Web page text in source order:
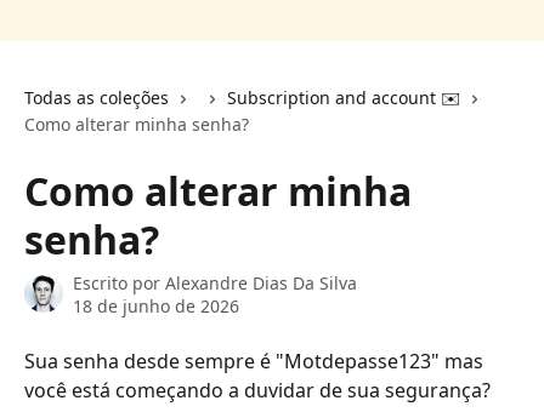
Todas as coleções
Subscription and account ✉️
Como alterar minha senha?
Como alterar minha
senha?
Escrito por Alexandre Dias Da Silva
18 de junho de 2026
Sua senha desde sempre é "Motdepasse123" mas
você está começando a duvidar de sua segurança?